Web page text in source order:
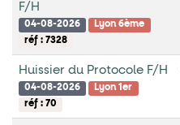
F/H
04-08-2026
Lyon 6ème
réf : 7328
Huissier du Protocole F/H
04-08-2026
Lyon 1er
réf : 70